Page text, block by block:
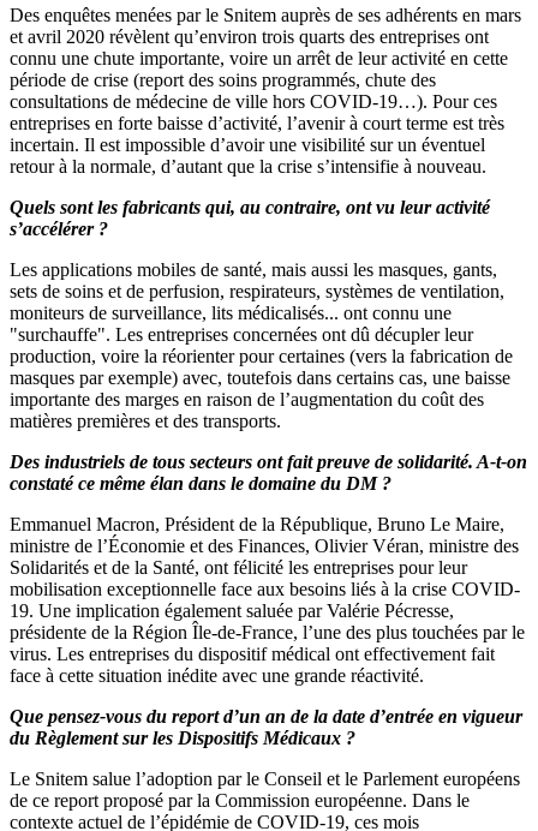
Des enquêtes menées par le Snitem auprès de ses adhérents en mars
et avril 2020 révèlent qu’environ trois quarts des entreprises ont
connu une chute importante, voire un arrêt de leur activité en cette
période de crise (report des soins programmés, chute des
consultations de médecine de ville hors COVID-19…). Pour ces
entreprises en forte baisse d’activité, l’avenir à court terme est très
incertain. Il est impossible d’avoir une visibilité sur un éventuel
retour à la normale, d’autant que la crise s’intensifie à nouveau.
Quels sont les fabricants qui, au contraire, ont vu leur activité
s’accélérer ?
Les applications mobiles de santé, mais aussi les masques, gants,
sets de soins et de perfusion, respirateurs, systèmes de ventilation,
moniteurs de surveillance, lits médicalisés... ont connu une
"surchauffe". Les entreprises concernées ont dû décupler leur
production, voire la réorienter pour certaines (vers la fabrication de
masques par exemple) avec, toutefois dans certains cas, une baisse
importante des marges en raison de l’augmentation du coût des
matières premières et des transports.
Des industriels de tous secteurs ont fait preuve de solidarité. A-t-on
constaté ce même élan dans le domaine du DM ?
Emmanuel Macron, Président de la République, Bruno Le Maire,
ministre de l’Économie et des Finances, Olivier Véran, ministre des
Solidarités et de la Santé, ont félicité les entreprises pour leur
mobilisation exceptionnelle face aux besoins liés à la crise COVID-
19. Une implication également saluée par Valérie Pécresse,
présidente de la Région Île-de-France, l’une des plus touchées par le
virus. Les entreprises du dispositif médical ont effectivement fait
face à cette situation inédite avec une grande réactivité.
Que pensez-vous du report d’un an de la date d’entrée en vigueur
du Règlement sur les Dispositifs Médicaux ?
Le Snitem salue l’adoption par le Conseil et le Parlement européens
de ce report proposé par la Commission européenne. Dans le
contexte actuel de l’épidémie de COVID-19, ces mois